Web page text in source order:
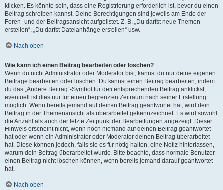
klicken. Es könnte sein, dass eine Registrierung erforderlich ist, bevor du einen
Beitrag schreiben kannst. Deine Berechtigungen sind jeweils am Ende der
Foren- und der Beitragsansicht aufgelistet. Z. B. „Du darfst neue Themen
erstellen“, „Du darfst Dateianhänge erstellen“ usw.
Nach oben
Wie kann ich einen Beitrag bearbeiten oder löschen?
Wenn du nicht Administrator oder Moderator bist, kannst du nur deine eigenen
Beiträge bearbeiten oder löschen. Du kannst einen Beitrag bearbeiten, indem
du das „Ändere Beitrag“-Symbol für den entsprechenden Beitrag anklickst;
eventuell ist dies nur für einen begrenzten Zeitraum nach seiner Erstellung
möglich. Wenn bereits jemand auf deinen Beitrag geantwortet hat, wird dein
Beitrag in der Themenansicht als überarbeitet gekennzeichnet. Es wird sowohl
die Anzahl als auch der letzte Zeitpunkt der Bearbeitungen angezeigt. Dieser
Hinweis erscheint nicht, wenn noch niemand auf deinen Beitrag geantwortet
hat oder wenn ein Administrator oder Moderator deinen Beitrag überarbeitet
hat. Diese können jedoch, falls sie es für nötig halten, eine Notiz hinterlassen,
warum dein Beitrag überarbeitet wurde. Bitte beachte, dass normale Benutzer
einen Beitrag nicht löschen können, wenn bereits jemand darauf geantwortet
hat.
Nach oben